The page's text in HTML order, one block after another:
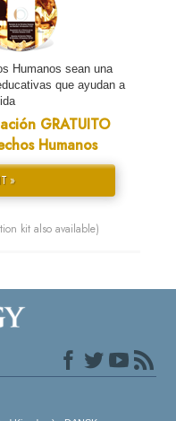
Humanos sean una
que ayudan a
GRATUITO
Humanos
»
kit also available)